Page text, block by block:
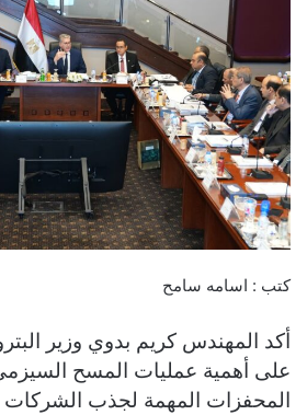
كتب : اسامه سامح
أكد المهندس كريم بدوي وزير
على أهمية عمليات المسح
المحفزات المهمة لجذب الشركات